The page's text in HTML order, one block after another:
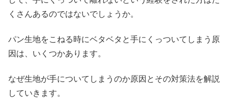
くさんあるのではないでしょうか。
パン生地をこねる時にベタベタと手にくっついてしまう原
因は、いくつかあります。
なぜ生地が手についてしまうのか原因とその対策法を解説
していきます。